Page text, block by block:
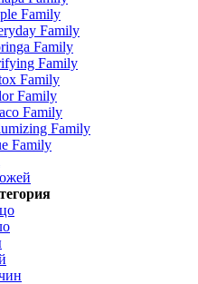
Family
Family
Family
Family
Family
Family
Family
Family
Family